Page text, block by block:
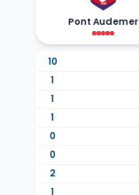
Pont Audemer
10
1
1
1
0
0
2
1